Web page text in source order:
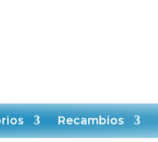
Recambios